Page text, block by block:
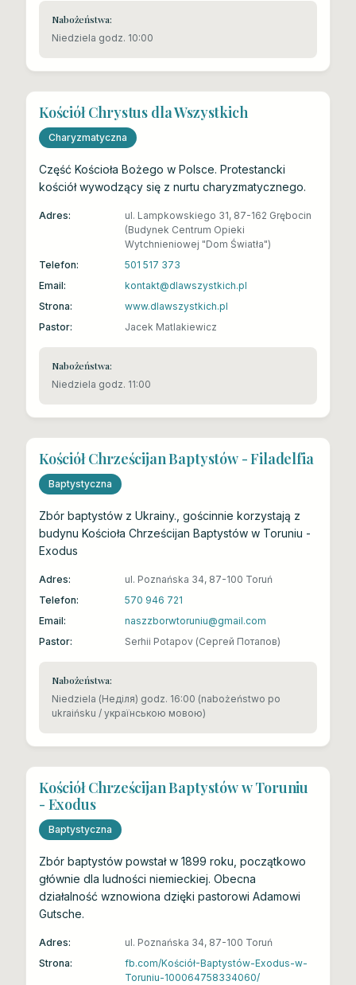
Nabożeństwa:
Niedziela godz. 10:00
Kościół Chrystus dla Wszystkich
Charyzmatyczna
Część Kościoła Bożego w Polsce. Protestancki
kościół wywodzący się z nurtu charyzmatycznego.
Adres:
ul. Lampkowskiego 31, 87-162 Grębocin
(Budynek Centrum Opieki
Wytchnieniowej "Dom Światła")
Telefon:
501 517 373
Email:
kontakt@dlawszystkich.pl
Strona:
www.dlawszystkich.pl
Pastor:
Jacek Matlakiewicz
Nabożeństwa:
Niedziela godz. 11:00
Kościół Chrześcijan Baptystów - Filadelfia
Baptystyczna
Zbór baptystów z Ukrainy., gościnnie korzystają z
budynu Kościoła Chrześcijan Baptystów w Toruniu -
Exodus
Adres:
ul. Poznańska 34, 87-100 Toruń
Telefon:
570 946 721
Email:
naszzborwtoruniu@gmail.com
Pastor:
Serhii Potapov (Сергей Потапов)
Nabożeństwa:
Niedziela (Неділя) godz. 16:00 (nabożeństwo po
ukraińsku / українською мовою)
Kościół Chrześcijan Baptystów w Toruniu
- Exodus
Baptystyczna
Zbór baptystów powstał w 1899 roku, początkowo
głównie dla ludności niemieckiej. Obecna
działalność wznowiona dzięki pastorowi Adamowi
Gutsche.
Adres:
ul. Poznańska 34, 87-100 Toruń
Strona:
fb.com/Kościół-Baptystów-Exodus-w-
Toruniu-100064758334060/